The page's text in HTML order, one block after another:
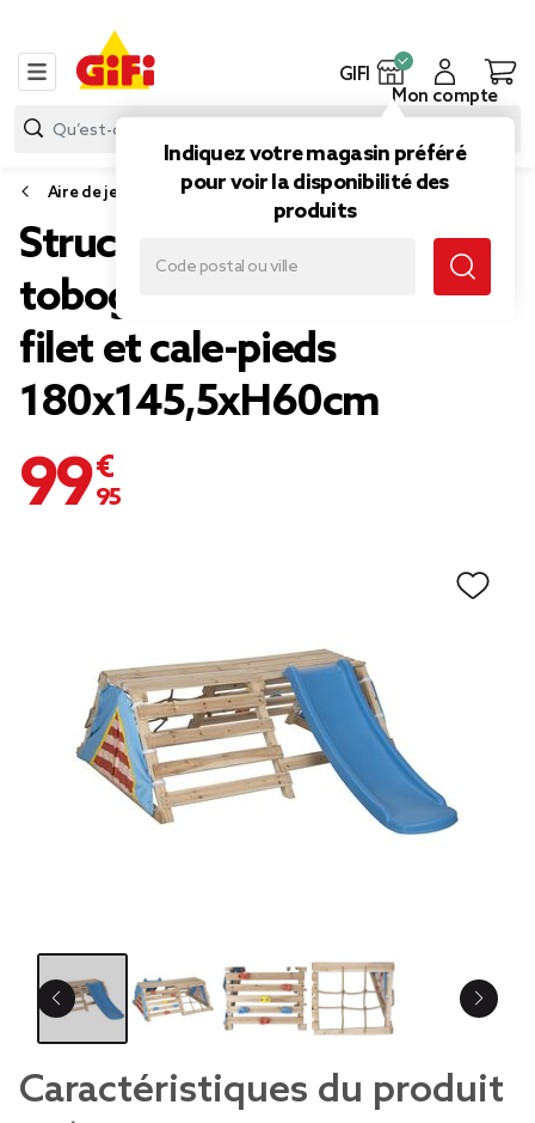
GIFI
Indiquez votre magasin préféré
pour voir la disponibilité des
produits
Mon compte
Aire de jeux et structure gonflable
Structure enfant bois
toboggan tipi escalade
filet et cale-pieds
180x145,5xH60cm
99,95 €
Caractéristiques du produit